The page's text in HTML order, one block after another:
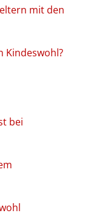
mit den
Kindeswohl?
bei